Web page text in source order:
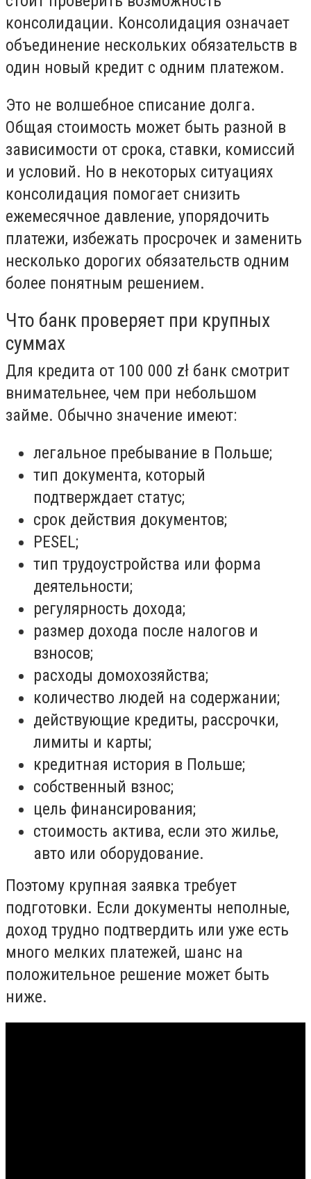
консолидации. Консолидация означает
объединение нескольких обязательств в
один новый кредит с одним платежом.
Это не волшебное списание долга.
Общая стоимость может быть разной в
зависимости от срока, ставки, комиссий
и условий. Но в некоторых ситуациях
консолидация помогает снизить
ежемесячное давление, упорядочить
платежи, избежать просрочек и заменить
несколько дорогих обязательств одним
более понятным решением.
Что банк проверяет при крупных
суммах
Для кредита от 100 000 zł банк смотрит
внимательнее, чем при небольшом
займе. Обычно значение имеют:
легальное пребывание в Польше;
тип документа, который
подтверждает статус;
срок действия документов;
PESEL;
тип трудоустройства или форма
деятельности;
регулярность дохода;
размер дохода после налогов и
взносов;
расходы домохозяйства;
количество людей на содержании;
действующие кредиты, рассрочки,
лимиты и карты;
кредитная история в Польше;
собственный взнос;
цель финансирования;
стоимость актива, если это жилье,
авто или оборудование.
Поэтому крупная заявка требует
подготовки. Если документы неполные,
доход трудно подтвердить или уже есть
много мелких платежей, шанс на
положительное решение может быть
ниже.